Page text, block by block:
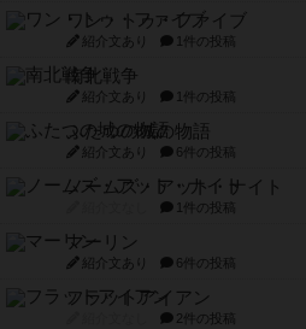
ワン・トゥ・ファイブ
紹介文あり 1件の投稿
南北戦争
紹介文あり 1件の投稿
ふたつの城の物語
紹介文あり 6件の投稿
ノームズ・アット・ナイト
1件の投稿
マーリン
紹介文あり 6件の投稿
フラットアイアン
2件の投稿